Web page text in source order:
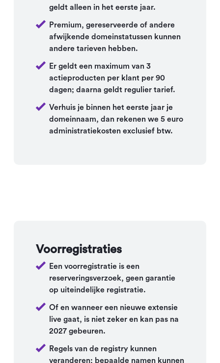
geldt alleen in het eerste jaar.
Premium, gereserveerde of andere
afwijkende domeinstatussen kunnen
andere tarieven hebben.
Er geldt een maximum van 3
actieproducten per klant per 90
dagen; daarna geldt regulier tarief.
Verhuis je binnen het eerste jaar je
domeinnaam, dan rekenen we 5 euro
administratiekosten exclusief btw.
Voorregistraties
Een voorregistratie is een
reserveringsverzoek, geen garantie
op uiteindelijke registratie.
Of en wanneer een nieuwe extensie
live gaat, is niet zeker en kan pas na
2027 gebeuren.
Regels van de registry kunnen
veranderen; bepaalde namen kunnen